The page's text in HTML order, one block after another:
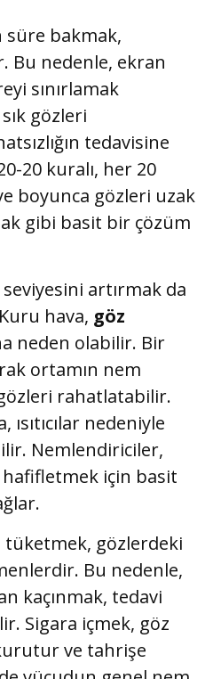
süre bakmak,
Bu nedenle, ekran
sınırlamak
sık gözleri
tedavisine
20 kuralı, her 20
boyunca gözleri uzak
gibi basit bir çözüm
artırmak da
hava, göz
neden olabilir. Bir
ortamın nem
rahatlatabilir.
ısıtıcılar nedeniyle
Nemlendiriciler,
için basit
tüketmek, gözlerdeki
Bu nedenle,
kaçınmak, tedavi
Sigara içmek, göz
ve tahrişe